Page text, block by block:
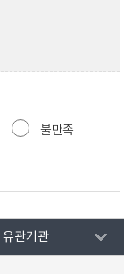
불만족
유관기관